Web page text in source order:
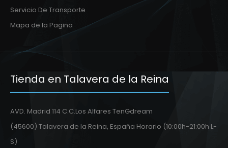
Servicio De Transporte
Mapa de la Pagina
Tienda en Talavera de la Reina
AVD. Madrid 114 C.C.Los Alfares TenGdream
(45600) Talavera de la Reina, España Horario (10:00h-21:00h L-
S)